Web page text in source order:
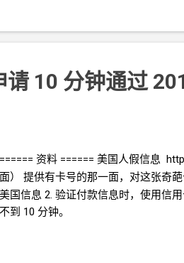
请 10 分钟通过
====== 资料 ====== 美国人假信息
面） 提供有卡号的那一面，对这张奇
美国信息 2. 验证付款信息时，使用信
不到 10 分钟。